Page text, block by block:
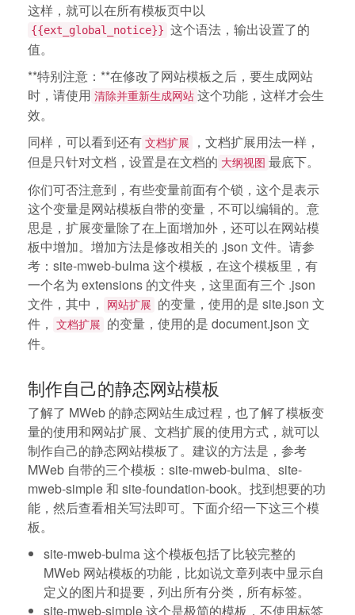
这样，就可以在所有模板页中以
{{ext_global_notice}} 这个语法，输出设置了的
值。
**特别注意：**在修改了网站模板之后，要生成网站
时，请使用 清除并重新生成网站 这个功能，这样才会生
效。
同样，可以看到还有 文档扩展
，文档扩展用法一样，
但是只针对文档，设置是在文档的 大纲视图 最底下。
你们可否注意到，有些变量前面有个锁，这个是表示
这个变量是网站模板自带的变量，不可以编辑的。意
思是，扩展变量除了在上面增加外，还可以在网站模
板中增加。增加方法是修改相关的 .json 文件。请参
考：site-mweb-bulma 这个模板，在这个模板里，有
一个名为 extensions 的文件夹，这里面有三个 .json
文件，其中，
网站扩展
的变量，使用的是 site.json 文
件，
文档扩展
的变量，使用的是 document.json 文
件。
制作自己的静态网站模板
了解了 MWeb 的静态网站生成过程，也了解了模板变
量的使用和网站扩展、文档扩展的使用方式，就可以
制作自己的静态网站模板了。建议的方法是，参考
MWeb 自带的三个模板：site-mweb-bulma、site-
mweb-simple 和 site-foundation-book。找到想要的功
能，然后查看相关写法即可。下面介绍一下这三个模
板。
site-mweb-bulma 这个模板包括了比较完整的
MWeb 网站模板的功能，比如说文章列表中显示自
定义的图片和提要，列出所有分类，所有标签。
site-mweb-simple 这个是极简的模板，不使用标签